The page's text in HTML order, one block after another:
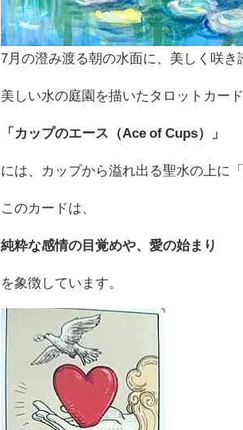
7月の澄み渡る朝の水面に、美しく咲き
美しい水の庭園を描いたタロットカード
「カップのエース（Ace of Cups）」
には、カップから溢れ出る聖水の上に
このカードは、
純粋な感情の目覚めや、愛の始まり
を象徴しています。